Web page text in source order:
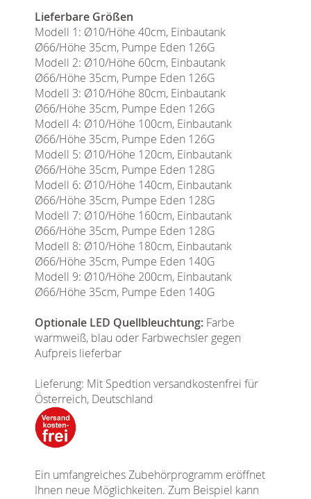
Lieferbare Größen
Modell 1: Ø10/Höhe 40cm, Einbautank
Ø66/Höhe 35cm, Pumpe Eden 126G
Modell 2: Ø10/Höhe 60cm, Einbautank
Ø66/Höhe 35cm, Pumpe Eden 126G
Modell 3: Ø10/Höhe 80cm, Einbautank
Ø66/Höhe 35cm, Pumpe Eden 126G
Modell 4: Ø10/Höhe 100cm, Einbautank
Ø66/Höhe 35cm, Pumpe Eden 126G
Modell 5: Ø10/Höhe 120cm, Einbautank
Ø66/Höhe 35cm, Pumpe Eden 128G
Modell 6: Ø10/Höhe 140cm, Einbautank
Ø66/Höhe 35cm, Pumpe Eden 128G
Modell 7: Ø10/Höhe 160cm, Einbautank
Ø66/Höhe 35cm, Pumpe Eden 128G
Modell 8: Ø10/Höhe 180cm, Einbautank
Ø66/Höhe 35cm, Pumpe Eden 140G
Modell 9: Ø10/Höhe 200cm, Einbautank
Ø66/Höhe 35cm, Pumpe Eden 140G
Optionale LED Quellbleuchtung: Farbe
warmweiß, blau oder Farbwechsler gegen
Aufpreis lieferbar
Lieferung: Mit Spedtion versandkostenfrei für
Österreich, Deutschland
Ein umfangreiches Zubehörprogramm eröffnet
Ihnen neue Möglichkeiten. Zum Beispiel kann